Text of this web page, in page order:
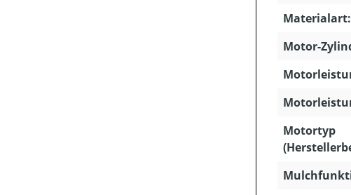
Materialart:
Motor-
Motortyp